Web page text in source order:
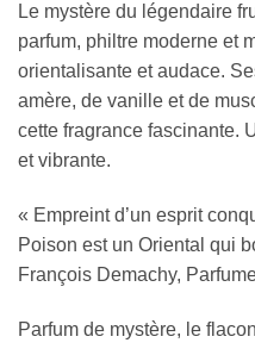
Le mystère du légendaire
parfum, philtre moderne et
orientalisante et audace.
amère, de vanille et de
cette fragrance fascinante.
et vibrante.
« Empreint d’un esprit
Poison est un Oriental qui
François Demachy,
Parfum de mystère, le